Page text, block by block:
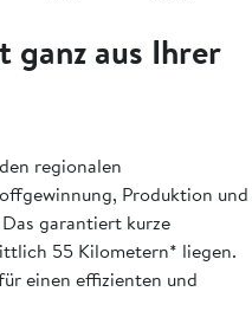
ganz aus Ihrer
regionalen
Produktion und
garantiert kurze
55 Kilometern* liegen.
einen effizienten und